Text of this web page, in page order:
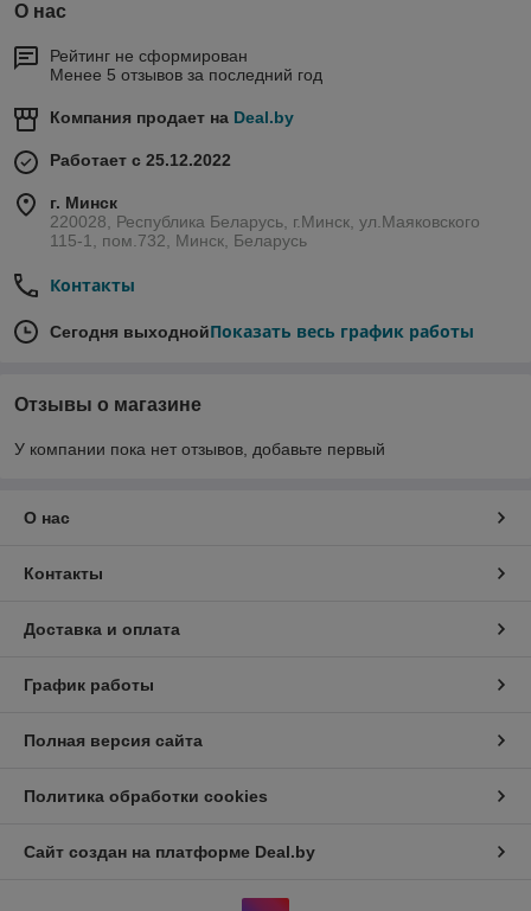
О нас
Рейтинг не сформирован
Менее 5 отзывов за последний год
Компания продает на Deal.by
Работает с 25.12.2022
г. Минск
220028, Республика Беларусь, г.Минск, ул.Маяковского
115-1, пом.732, Минск, Беларусь
Контакты
Сегодня выходнойПоказать весь график работы
Отзывы о магазине
У компании пока нет отзывов, добавьте первый
О нас
Контакты
Доставка и оплата
График работы
Полная версия сайта
Политика обработки cookies
Сайт создан на платформе Deal.by